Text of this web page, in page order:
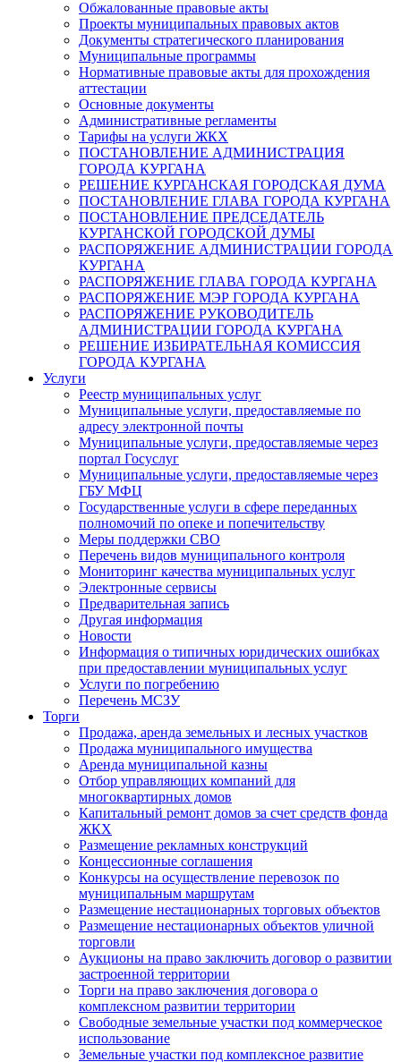
Обжалованные правовые акты
Проекты муниципальных правовых актов
Документы стратегического планирования
Муниципальные программы
Нормативные правовые акты для прохождения
аттестации
Основные документы
Административные регламенты
Тарифы на услуги ЖКХ
ПОСТАНОВЛЕНИЕ АДМИНИСТРАЦИЯ
ГОРОДА КУРГАНА
РЕШЕНИЕ КУРГАНСКАЯ ГОРОДСКАЯ ДУМА
ПОСТАНОВЛЕНИЕ ГЛАВА ГОРОДА КУРГАНА
ПОСТАНОВЛЕНИЕ ПРЕДСЕДАТЕЛЬ
КУРГАНСКОЙ ГОРОДСКОЙ ДУМЫ
РАСПОРЯЖЕНИЕ АДМИНИСТРАЦИИ ГОРОДА
КУРГАНА
РАСПОРЯЖЕНИЕ ГЛАВА ГОРОДА КУРГАНА
РАСПОРЯЖЕНИЕ МЭР ГОРОДА КУРГАНА
РАСПОРЯЖЕНИЕ РУКОВОДИТЕЛЬ
АДМИНИСТРАЦИИ ГОРОДА КУРГАНА
РЕШЕНИЕ ИЗБИРАТЕЛЬНАЯ КОМИССИЯ
ГОРОДА КУРГАНА
Услуги
Реестр муниципальных услуг
Муниципальные услуги, предоставляемые по
адресу электронной почты
Муниципальные услуги, предоставляемые через
портал Госуслуг
Муниципальные услуги, предоставляемые через
ГБУ МФЦ
Государственные услуги в сфере переданных
полномочий по опеке и попечительству
Меры поддержки СВО
Перечень видов муниципального контроля
Мониторинг качества муниципальных услуг
Электронные сервисы
Предварительная запись
Другая информация
Новости
Информация о типичных юридических ошибках
при предоставлении муниципальных услуг
Услуги по погребению
Перечень МСЗУ
Торги
Продажа, аренда земельных и лесных участков
Продажа муниципального имущества
Аренда муниципальной казны
Отбор управляющих компаний для
многоквартирных домов
Капитальный ремонт домов за счет средств фонда
ЖКХ
Размещение рекламных конструкций
Концессионные соглашения
Конкурсы на осуществление перевозок по
муниципальным маршрутам
Размещение нестационарных торговых объектов
Размещение нестационарных объектов уличной
торговли
Аукционы на право заключить договор о развитии
застроенной территории
Торги на право заключения договора о
комплексном развитии территории
Свободные земельные участки под коммерческое
использование
Земельные участки под комплексное развитие